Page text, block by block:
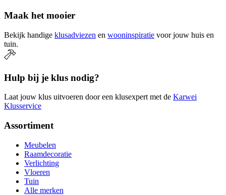
Maak het mooier
Bekijk handige klusadviezen en wooninspiratie voor jouw huis en
tuin.
Hulp bij je klus nodig?
Laat jouw klus uitvoeren door een klusexpert met de Karwei
Klusservice
Assortiment
Meubelen
Raamdecoratie
Verlichting
Vloeren
Tuin
Alle merken